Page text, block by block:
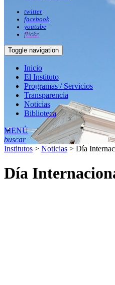
twitter
facebook
youtube
flickr
Toggle navigation
Inicio
El Instituto
Programas / Servicios
Transparencia
Noticias
Biblioteca
MENÚ
buscar
Institutos > Noticias > Día
Día